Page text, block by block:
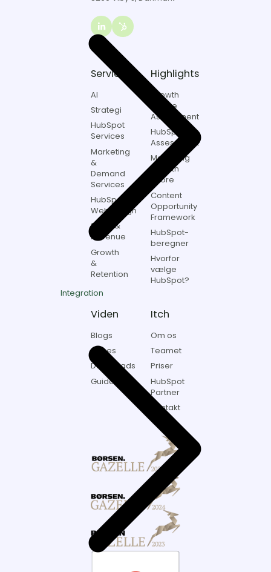
Integration
8260
Viby
J,
Danmark
Link
to
marketing
on
LinkedIn
Services
AI
Strategi
HubSpot
Services
Marketing
&
Demand
Services
HubSpot
Webdesign
Sales &
Revenue
Growth
&
Retention
Highlights
Growth
Engine
Assessment
HubSpot
Assessment
Marketing
Growth
Score
Content
Opportunity
Framework
HubSpot-
beregner
Hvorfor
vælge
HubSpot?
Viden
Blogs
Cases
Downloads
Guides
Itch
Om os
Teamet
Priser
HubSpot
Partner
Kontakt